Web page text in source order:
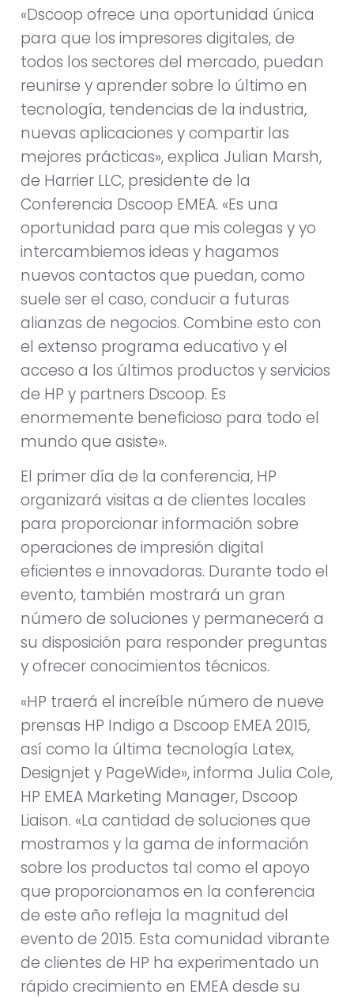
«Dscoop ofrece una oportunidad única
para que los impresores digitales, de
todos los sectores del mercado, puedan
reunirse y aprender sobre lo último en
tecnología, tendencias de la industria,
nuevas aplicaciones y compartir las
mejores prácticas», explica Julian Marsh,
de Harrier LLC, presidente de la
Conferencia Dscoop EMEA. «Es una
oportunidad para que mis colegas y yo
intercambiemos ideas y hagamos
nuevos contactos que puedan, como
suele ser el caso, conducir a futuras
alianzas de negocios. Combine esto con
el extenso programa educativo y el
acceso a los últimos productos y servicios
de HP y partners Dscoop. Es
enormemente beneficioso para todo el
mundo que asiste».
El primer día de la conferencia, HP
organizará visitas a de clientes locales
para proporcionar información sobre
operaciones de impresión digital
eficientes e innovadoras. Durante todo el
evento, también mostrará un gran
número de soluciones y permanecerá a
su disposición para responder preguntas
y ofrecer conocimientos técnicos.
«HP traerá el increíble número de nueve
prensas HP Indigo a Dscoop EMEA 2015,
así como la última tecnología Latex,
Designjet y PageWide», informa Julia Cole,
HP EMEA Marketing Manager, Dscoop
Liaison. «La cantidad de soluciones que
mostramos y la gama de información
sobre los productos tal como el apoyo
que proporcionamos en la conferencia
de este año refleja la magnitud del
evento de 2015. Esta comunidad vibrante
de clientes de HP ha experimentado un
rápido crecimiento en EMEA desde su